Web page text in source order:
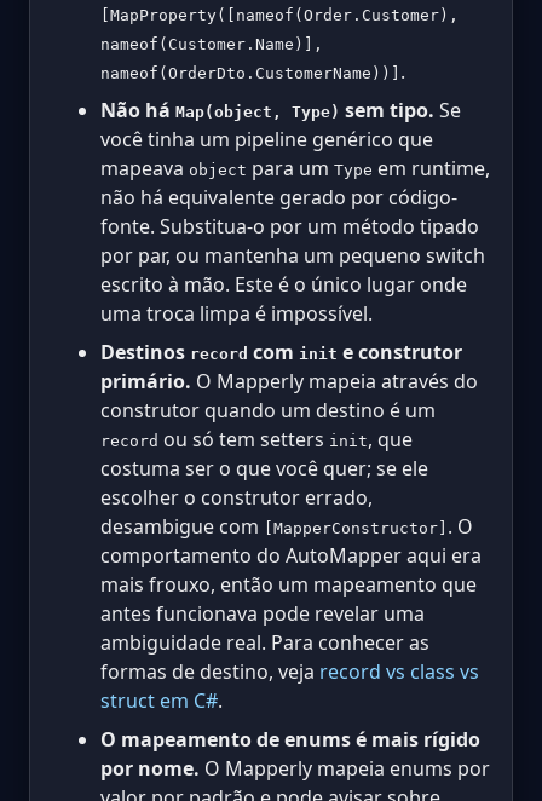
[MapProperty([nameof(Order.Customer),
nameof(Customer.Name)],
nameof(OrderDto.CustomerName))] .
Não há Map(object, Type) sem tipo. Se
você tinha um pipeline genérico que
mapeava object para um Type em runtime,
não há equivalente gerado por código-
fonte. Substitua-o por um método tipado
por par, ou mantenha um pequeno switch
escrito à mão. Este é o único lugar onde
uma troca limpa é impossível.
Destinos record com init e construtor
primário. O Mapperly mapeia através do
construtor quando um destino é um
record ou só tem setters init, que
costuma ser o que você quer; se ele
escolher o construtor errado,
desambigue com
[MapperConstructor] . O
comportamento do AutoMapper aqui era
mais frouxo, então um mapeamento que
antes funcionava pode revelar uma
ambiguidade real. Para conhecer as
formas de destino, veja record vs class vs
struct em C#.
O mapeamento de enums é mais rígido
por nome. O Mapperly mapeia enums por